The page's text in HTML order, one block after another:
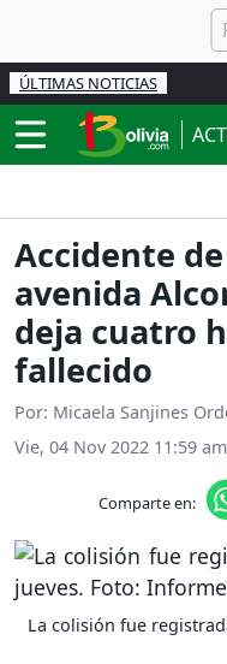
ÚLTIMAS NOTICIAS
Accidente
avenida
deja cuatro
fallecido
Por: Micaela Sanjines
Vie, 04 Nov 2022 11:59 am
Comparte en:
La colisión fue